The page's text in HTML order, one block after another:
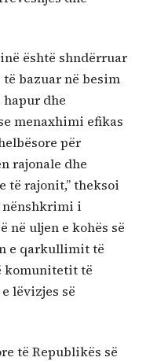
është shndërruar
bazuar në besim
dhe
menaxhimi efikas
për
rajonale dhe
të rajonit,” theksoi
nënshkrimi i
në uljen e kohës së
e qarkullimit të
komunitetit të
lëvizjes së
të Republikës së